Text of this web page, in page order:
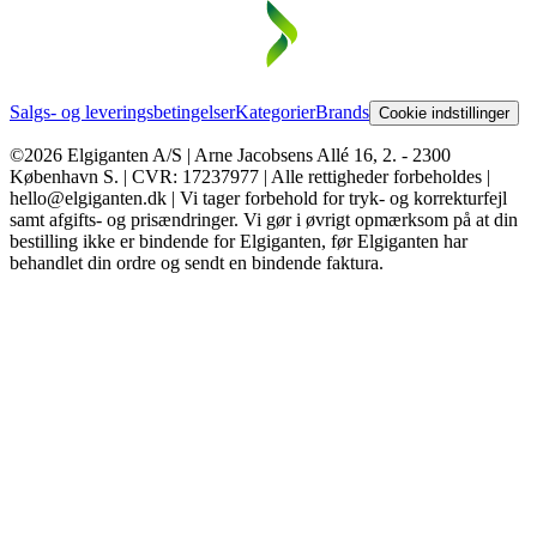
Salgs- og leveringsbetingelserKategorierBrands Cookie indstillinger
©2026 Elgiganten A/S | Arne Jacobsens Allé 16, 2. - 2300
København S. | CVR: 17237977 | Alle rettigheder forbeholdes |
hello@elgiganten.dk | Vi tager forbehold for tryk- og korrekturfejl
samt afgifts- og prisændringer. Vi gør i øvrigt opmærksom på at din
bestilling ikke er bindende for Elgiganten, før Elgiganten har
behandlet din ordre og sendt en bindende faktura.